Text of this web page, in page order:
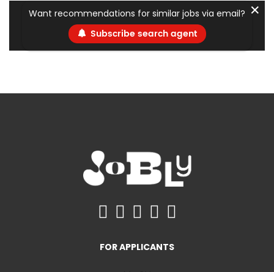
Want recommendations for similar jobs via email?
Subscribe search agent
✕
FOR APPLICANTS